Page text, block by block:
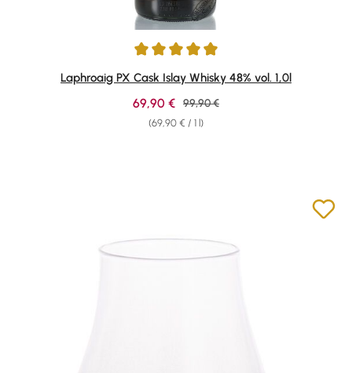
Average rating of 4.91 out of 5 stars
Laphroaig PX Cask Islay Whisky 48% vol. 1,0l
(69,90 € / 1 l)
Sale price:
69,90 € Regular price:
99,90 €